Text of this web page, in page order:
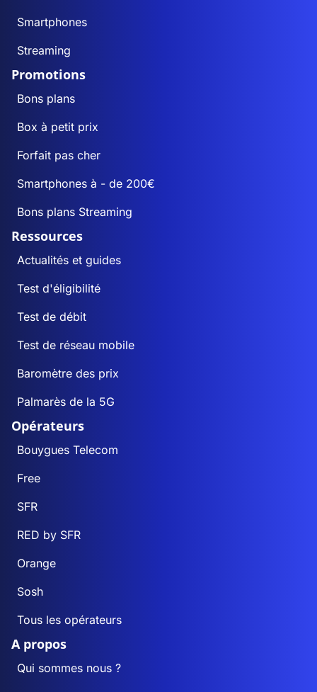
Smartphones
Streaming
Promotions
Bons plans
Box à petit prix
Forfait pas cher
Smartphones à - de 200€
Bons plans Streaming
Ressources
Actualités et guides
Test d'éligibilité
Test de débit
Test de réseau mobile
Baromètre des prix
Palmarès de la 5G
Opérateurs
Bouygues Telecom
Free
SFR
RED by SFR
Orange
Sosh
Tous les opérateurs
A propos
Qui sommes nous ?